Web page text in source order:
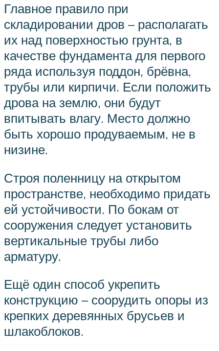
Главное правило при
складировании дров – располагать
их над поверхностью грунта, в
качестве фундамента для первого
ряда используя поддон, брёвна,
трубы или кирпичи. Если положить
дрова на землю, они будут
впитывать влагу. Место должно
быть хорошо продуваемым, не в
низине.
Строя поленницу на открытом
пространстве, необходимо придать
ей устойчивости. По бокам от
сооружения следует установить
вертикальные трубы либо
арматуру.
Ещё один способ укрепить
конструкцию – соорудить опоры из
крепких деревянных брусьев и
шлакоблоков.